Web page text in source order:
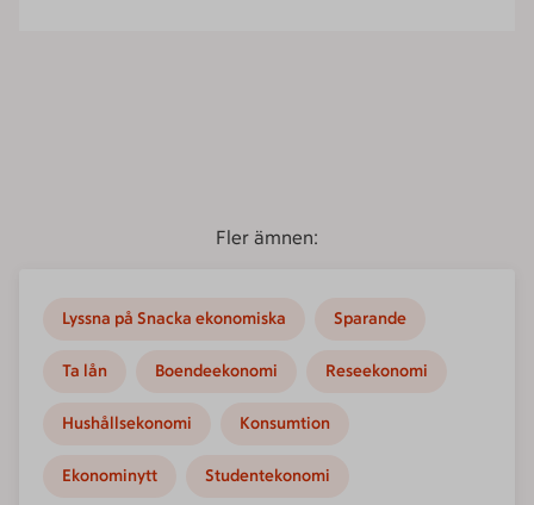
Fler ämnen:
Lyssna på Snacka ekonomiska Sparande
Ta lån Boendeekonomi Reseekonomi
Hushållsekonomi Konsumtion
Ekonominytt Studentekonomi